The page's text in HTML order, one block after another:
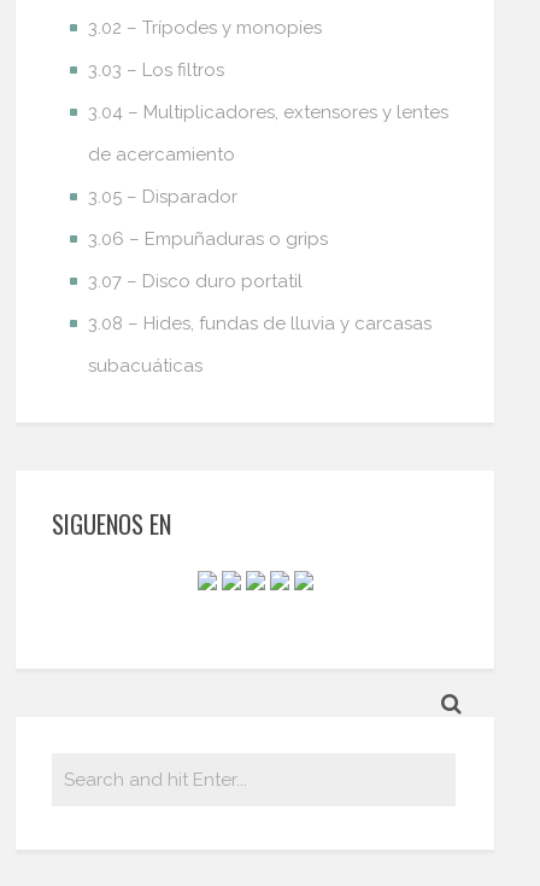
3.02 – Trípodes y monopies
3.03 – Los filtros
3.04 – Multiplicadores, extensores y lentes
de acercamiento
3.05 – Disparador
3.06 – Empuñaduras o grips
3.07 – Disco duro portatil
3.08 – Hides, fundas de lluvia y carcasas
subacuáticas
SIGUENOS EN